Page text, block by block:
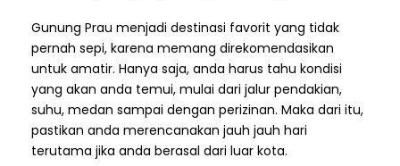
Gunung Prau menjadi destinasi favorit yang tidak
pernah sepi, karena memang direkomendasikan
untuk amatir. Hanya saja, anda harus tahu kondisi
yang akan anda temui, mulai dari jalur pendakian,
suhu, medan sampai dengan perizinan. Maka dari itu,
pastikan anda merencanakan jauh jauh hari
terutama jika anda berasal dari luar kota.